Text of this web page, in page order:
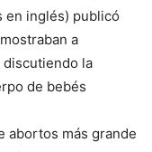
en inglés) publicó
a
discutiendo la
de bebés
abortos más grande